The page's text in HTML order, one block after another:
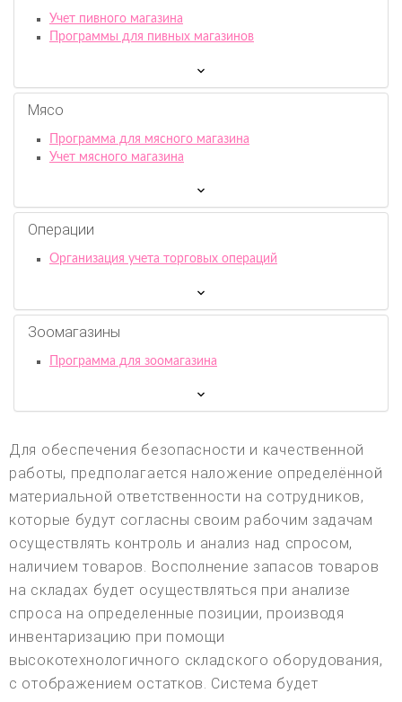
Учет пивного магазина
Программы для пивных магазинов
Мясо
Программа для мясного магазина
Учет мясного магазина
Операции
Организация учета торговых операций
Зоомагазины
Программа для зоомагазина
Для обеспечения безопасности и качественной
работы, предполагается наложение определённой
материальной ответственности на сотрудников,
которые будут согласны своим рабочим задачам
осуществлять контроль и анализ над спросом,
наличием товаров. Восполнение запасов товаров
на складах будет осуществляться при анализе
спроса на определенные позиции, производя
инвентаризацию при помощи
высокотехнологичного складского оборудования,
с отображением остатков. Система будет